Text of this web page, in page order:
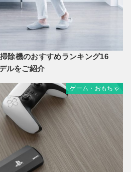
除機のおすすめランキング16
ルをご紹介
ゲーム・おもちゃ